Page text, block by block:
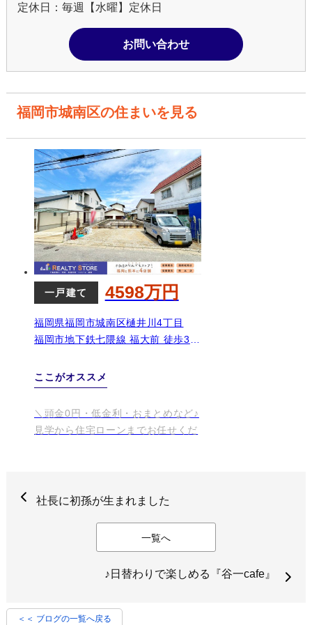
定休日：毎週【水曜】定休日
お問い合わせ
福岡市城南区の住まいを見る
社長に初孫が生まれました
一覧へ
♪日替わりで楽しめる『谷一cafe』
＜＜ ブログの一覧へ戻る